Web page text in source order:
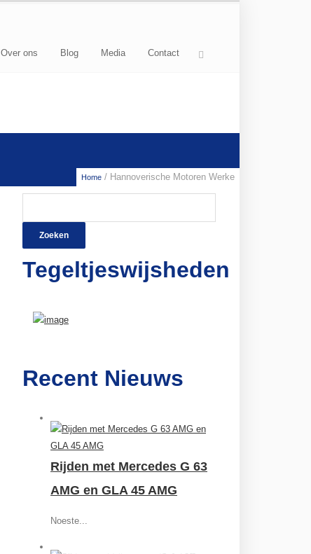
Over ons Blog Media Contact
Home / Hannoverische Motoren Werke
Tegeltjeswijsheden
Recent Nieuws
Rijden met Mercedes G 63
AMG en GLA 45 AMG
Noeste...